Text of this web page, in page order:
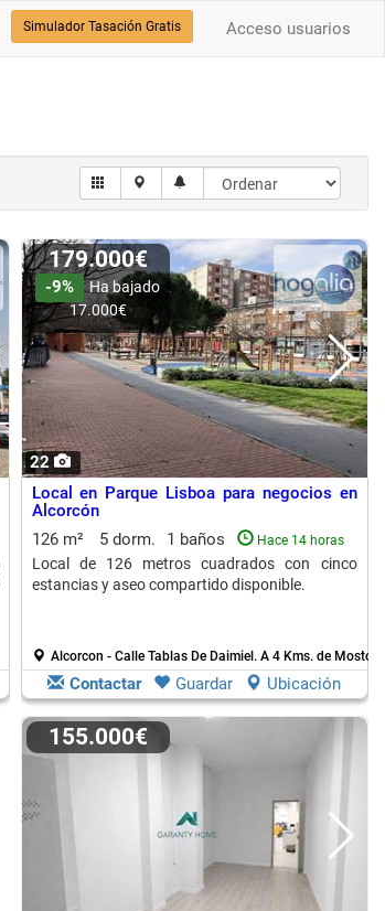
Acceso usuarios
Simulador Tasación Gratis
22
179.000€
-9%
Ha bajado
17.000€
Local en Parque Lisboa para negocios en
Alcorcón
126 m²
5 dorm. 1 baños Hace 14 horas
Local de 126 metros cuadrados con cinco
estancias y aseo compartido disponible.
Alcorcon - Calle Tablas De Daimiel. A 4 Kms. de
Contactar Guardar Ubicación
155.000€